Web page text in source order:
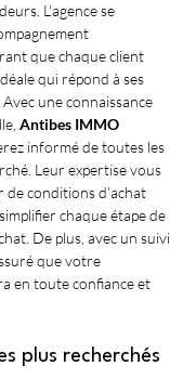
L'agence se
que chaque client
qui répond à ses
une connaissance
Antibes IMMO
informé de toutes les
Leur expertise vous
de conditions d’achat
chaque étape de
De plus, avec un suivi
que votre
en toute confiance et
plus recherchés